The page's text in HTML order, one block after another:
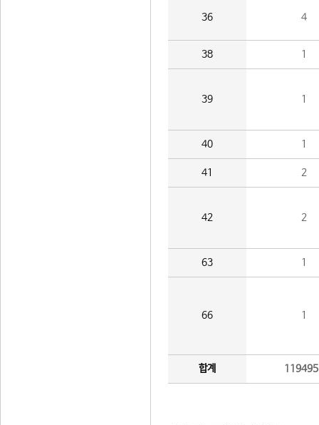
36 4
38 1
39 1
40 1
41 2
42 2
63 1
66 1
합계